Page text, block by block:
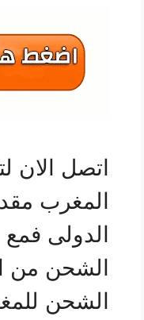
اتصل
المغرب
الدولى
الشحن من
الشحن